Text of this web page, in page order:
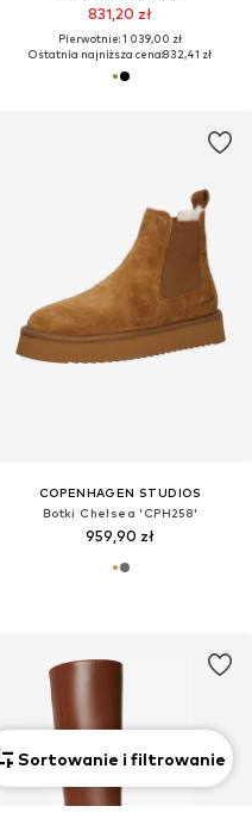
831,20 zł
Pierwotnie: 1 039,00 zł
Ostatnia najniższa cena:832,41 zł
COPENHAGEN STUDIOS
Botki Chelsea 'CPH258'
959,90 zł
Sortowanie i filtrowanie